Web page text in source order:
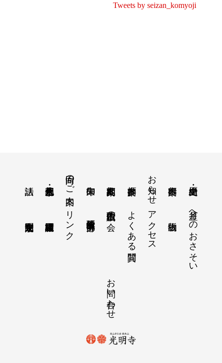
Tweets by seizan_komyoji
お知らせ
回向のご案内
月釜へのおさそい
アクセス
よくある質問
西山仏讃歌の会
リンク
お問い合わせ